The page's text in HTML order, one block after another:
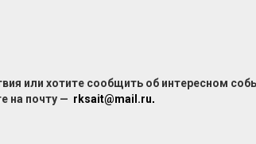
или хотите сообщить об интересном
на почту — rksait@mail.ru.